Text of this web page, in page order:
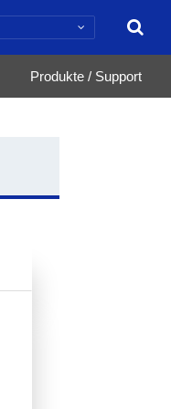
Suche
Produkte / Support